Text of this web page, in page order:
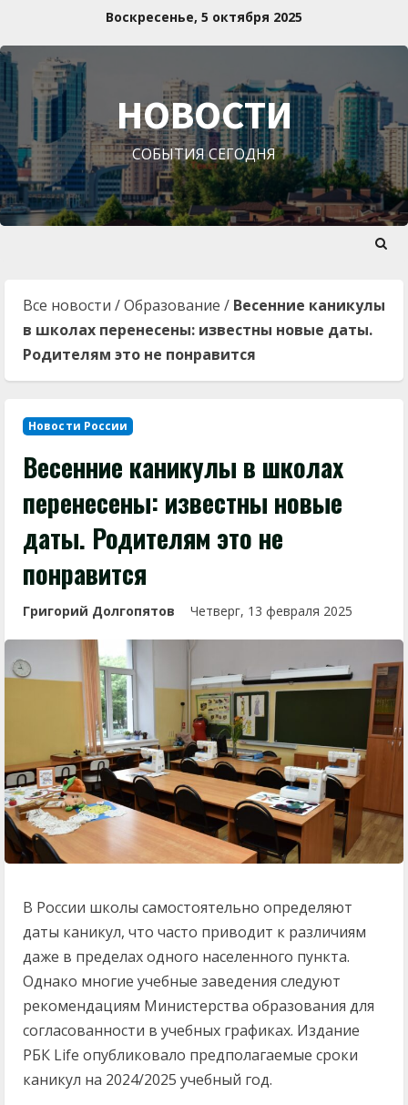
содержимому
Воскресенье, 5 октября 2025
НОВОСТИ
СОБЫТИЯ СЕГОДНЯ
Все новости /Образование / Весенние каникулы
в школах перенесены: известны новые даты.
Родителям это не понравится
Новости России
Весенние каникулы в школах
перенесены: известны новые
даты. Родителям это не
понравится
Григорий Долгопятов Четверг, 13 февраля 2025
В России школы самостоятельно определяют
даты каникул, что часто приводит к различиям
даже в пределах одного населенного пункта.
Однако многие учебные заведения следуют
рекомендациям Министерства образования для
согласованности в учебных графиках. Издание
РБК Life опубликовало предполагаемые сроки
каникул на 2024/2025 учебный год.